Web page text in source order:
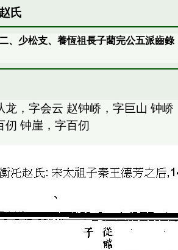
氏
少松支、養恆祖長子藺完公五派齒錄
龙，字会云 赵钟峤，字巨山 钟
仞 钟崖，字百仞